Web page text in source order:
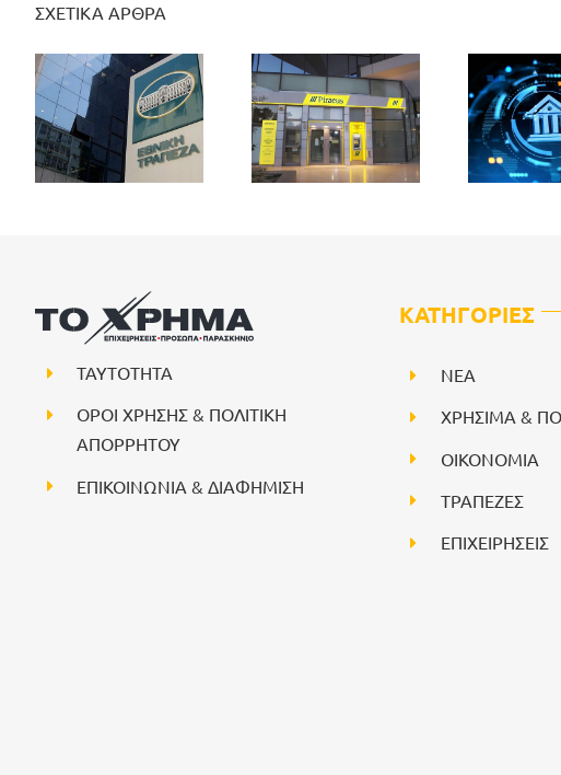
ΣΧΕΤΙΚΑ ΑΡΘΡΑ
ΤΑΥΤΟΤΗΤΑ
ΟΡΟΙ ΧΡΗΣΗΣ & ΠΟΛΙΤΙΚΗ
ΑΠΟΡΡΗΤΟΥ
ΕΠΙΚΟΙΝΩΝΙΑ & ΔΙΑΦΗΜΙΣΗ
ΚΑΤΗΓΟΡΙΕΣ
NEA
ΧΡΗΣΙΜΑ &
ΟΙΚΟΝΟΜΙΑ
ΤΡΑΠΕΖΕΣ
ΕΠΙΧΕΙΡΗΣΕΙΣ